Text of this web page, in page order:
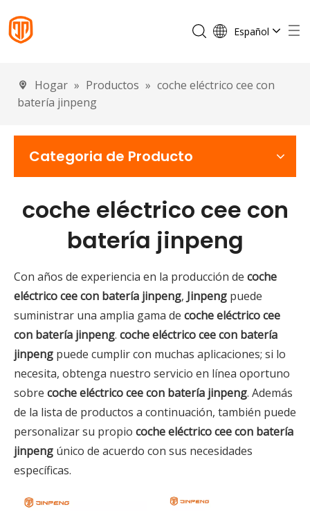
Español
Português
Hogar » Productos » coche eléctrico cee con
batería jinpeng
coche eléctrico cee con
batería jinpeng
Con años de experiencia en la producción de coche
eléctrico cee con batería jinpeng, Jinpeng puede
suministrar una amplia gama de coche eléctrico cee
con batería jinpeng. coche eléctrico cee con batería
jinpeng puede cumplir con muchas aplicaciones; si lo
necesita, obtenga nuestro servicio en línea oportuno
sobre coche eléctrico cee con batería jinpeng. Además
de la lista de productos a continuación, también puede
personalizar su propio coche eléctrico cee con batería
jinpeng único de acuerdo con sus necesidades
específicas.
Categoria de Producto